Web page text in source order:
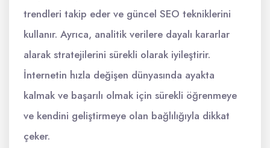
trendleri takip eder ve güncel SEO tekniklerini
kullanır. Ayrıca, analitik verilere dayalı kararlar
alarak stratejilerini sürekli olarak iyileştirir.
İnternetin hızla değişen dünyasında ayakta
kalmak ve başarılı olmak için sürekli öğrenmeye
ve kendini geliştirmeye olan bağlılığıyla dikkat
çeker.